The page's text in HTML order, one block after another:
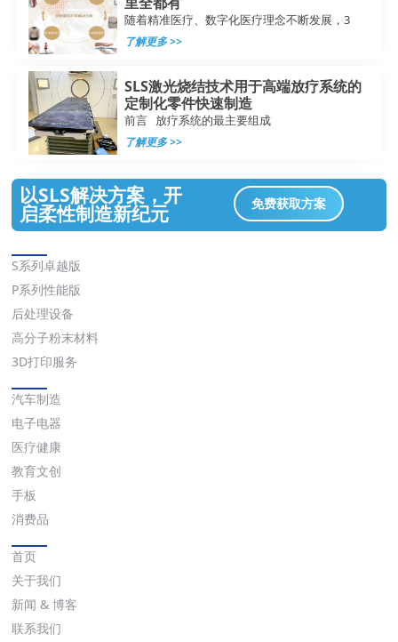
随着精准医疗、数字化医疗理念不断发展，3
了解更多 >>
SLS激光烧结技术用于高端放疗系统的
定制化零件快速制造
前言 放疗系统的最主要组成
了解更多 >>
以SLS解决方案，开
启柔性制造新纪元 免费获取方案
S系列卓越版
P系列性能版
后处理设备
高分子粉末材料
3D打印服务
汽车制造
电子电器
医疗健康
教育文创
手板
消费品
首页
关于我们
新闻 & 博客
联系我们